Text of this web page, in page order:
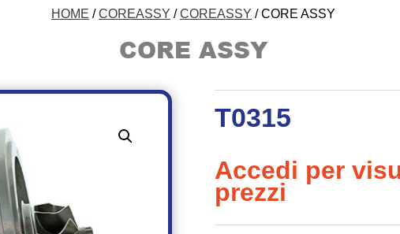
HOME /COREASSY /COREASSY / CORE ASSY
CORE ASSY
T0315
Accedi per
prezzi